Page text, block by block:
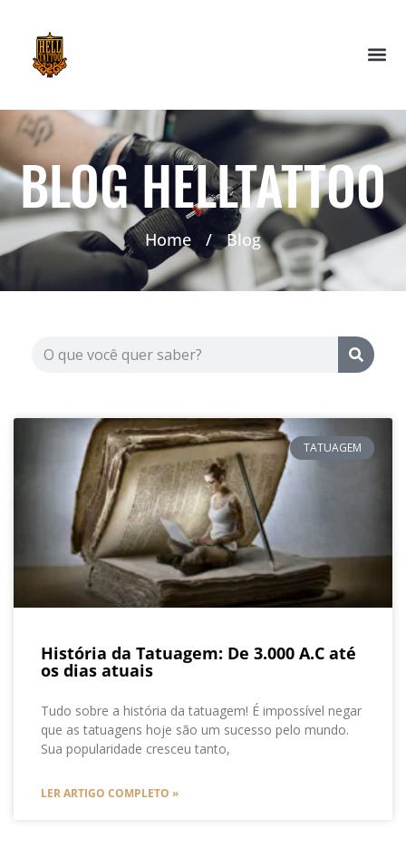
BLOG HELLTATTOO
Home / Blog
TATUAGEM
História da Tatuagem: De 3.000 A.C até
os dias atuais
Tudo sobre a história da tatuagem! É impossível negar
que as tatuagens hoje são um sucesso pelo mundo.
Sua popularidade cresceu tanto,
LER ARTIGO COMPLETO »